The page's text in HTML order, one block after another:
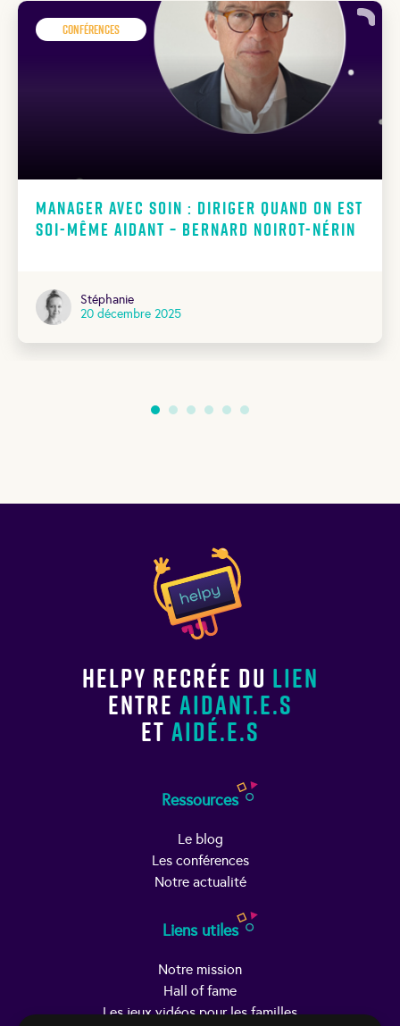
Conférences
Manager avec soin : diriger quand on est
soi-même aidant – Bernard Noirot-Nérin
Stéphanie
20 décembre 2025
Helpy recrée du lien
entre aidant.e.s
et aidé.e.s
Ressources
Le blog
Les conférences
Notre actualité
Liens utiles
Notre mission
Hall of fame
Les jeux vidéos pour les familles